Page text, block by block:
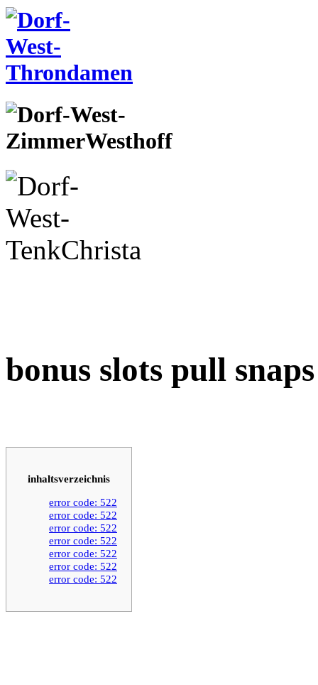
bonus slots pull snaps
inhaltsverzeichnis
error code: 522
error code: 522
error code: 522
error code: 522
error code: 522
error code: 522
error code: 522